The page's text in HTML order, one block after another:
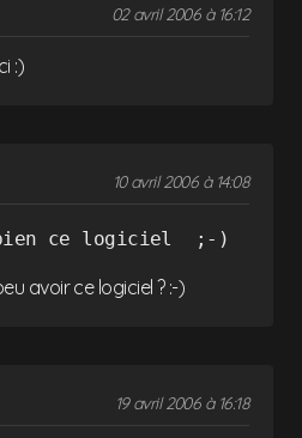
02 avril 2006 à 16:12
:)
10 avril 2006 à 14:08
ce logiciel  ;-)
avoir ce logiciel ? :-)
19 avril 2006 à 16:18